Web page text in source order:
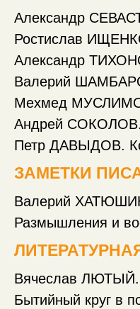
Александр
Ростислав
Александр
Валерий
Мехмед
Андрей СОКОЛОВ.
Петр ДАВЫДОВ.
ЗАМЕТКИ
Валерий
Размышления и
Вячеслав
Бытийный круг в